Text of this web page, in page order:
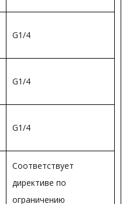
G1/4
G1/4
G1/4
Соответствует
директиве по
ограничению